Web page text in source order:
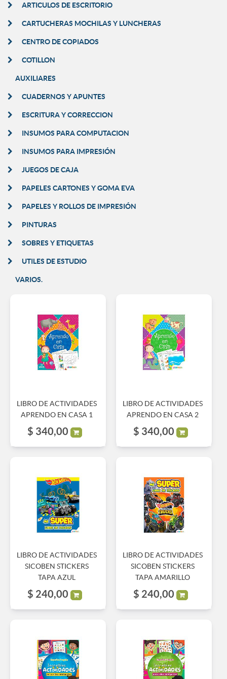
ARTICULOS DE ESCRITORIO
CARTUCHERAS MOCHILAS Y LUNCHERAS
CENTRO DE COPIADOS
COTILLON
AUXILIARES
CUADERNOS Y APUNTES
ESCRITURA Y CORRECCION
INSUMOS PARA COMPUTACION
INSUMOS PARA IMPRESIÓN
JUEGOS DE CAJA
PAPELES CARTONES Y GOMA EVA
PAPELES Y ROLLOS DE IMPRESIÓN
PINTURAS
SOBRES Y ETIQUETAS
UTILES DE ESTUDIO
VARIOS.
LIBRO DE ACTIVIDADES
APRENDO EN CASA 1
$ 340,00
LIBRO DE ACTIVIDADES
APRENDO EN CASA 2
$ 340,00
LIBRO DE ACTIVIDADES
SICOBEN STICKERS
TAPA AZUL
$ 240,00
LIBRO DE ACTIVIDADES
SICOBEN STICKERS
TAPA AMARILLO
$ 240,00